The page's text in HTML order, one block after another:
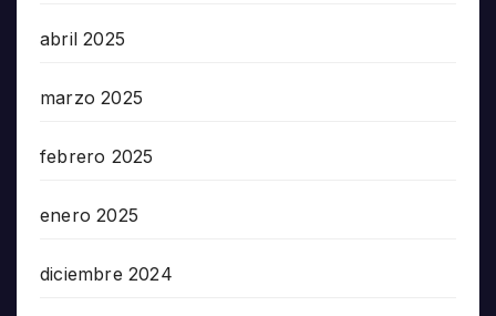
abril 2025
marzo 2025
febrero 2025
enero 2025
diciembre 2024